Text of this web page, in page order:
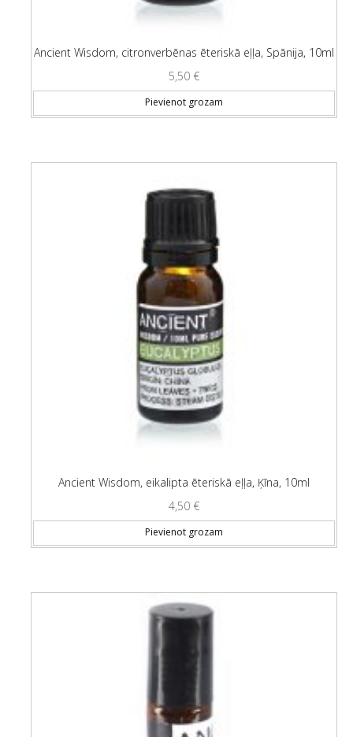
Ancient Wisdom, citronverbēnas ēteriskā eļļa, Spānija, 10ml
5,50 €
Pievienot grozam
Ancient Wisdom, eikalipta ēteriskā eļļa, Ķīna, 10ml
4,50 €
Pievienot grozam